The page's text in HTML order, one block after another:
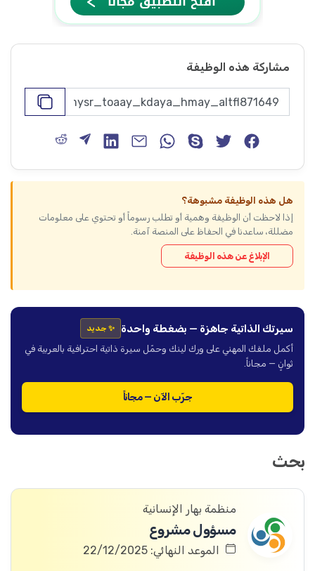
مشاركة هذه الوظيفة
هل هذه الوظيفة مشبوهة؟
إذا لاحظت أن الوظيفة وهمية أو تطلب رسوماً أو تحتوي على معلومات
مضللة، ساعدنا في الحفاظ على المنصة آمنة.
الإبلاغ عن هذه الوظيفة
سيرتك الذاتية جاهزة — بضغطة واحدة ✨ جديد
أكمل ملفك المهني على ورك لينك وحمّل سيرة ذاتية احترافية بالعربية في
ثوانٍ — مجاناً.
جرّب الآن — مجاناً
بحث
منظمة بهار الإنسانية
مسؤول مشروع
الموعد النهائي: 22/12/2025